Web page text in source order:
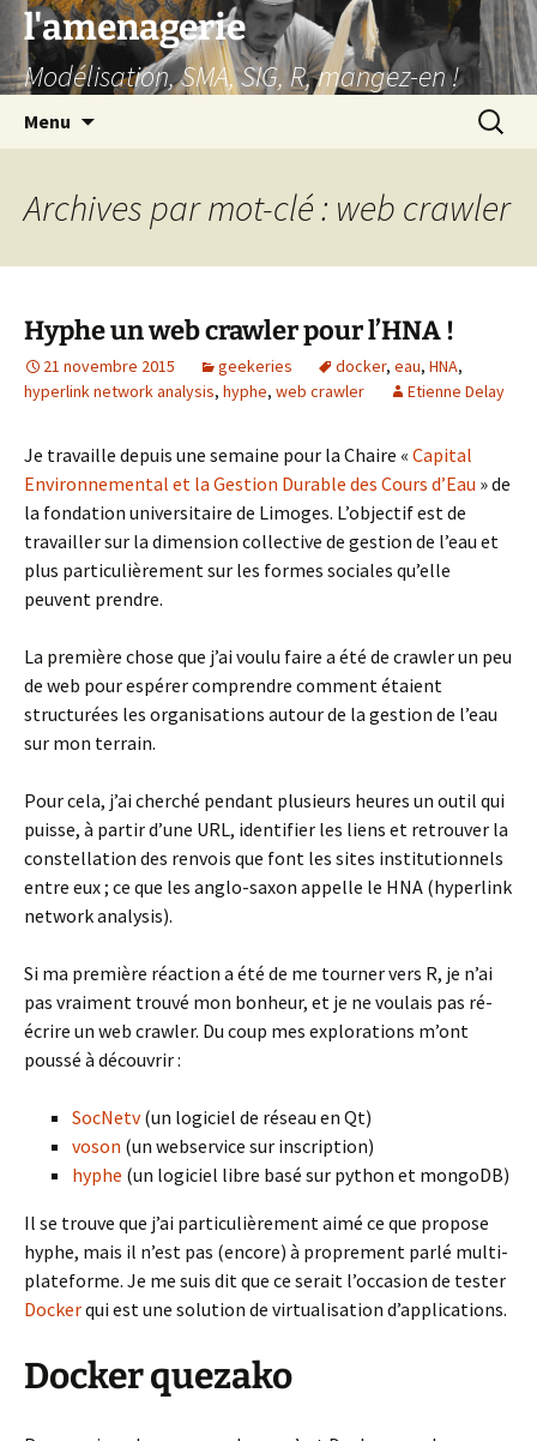
Aller
contenu
l'amenagerie
Modélisation, SMA, SIG, R, mangez-en !
Menu
Archives par mot-clé : web crawler
Hyphe un web crawler pour l’HNA !
21 novembre 2015 geekeries docker, eau, HNA,
hyperlink network analysis, hyphe, web crawler Etienne Delay
Je travaille depuis une semaine pour la Chaire « Capital
Environnemental et la Gestion Durable des Cours d’Eau » de
la fondation universitaire de Limoges. L’objectif est de
travailler sur la dimension collective de gestion de l’eau et
plus particulièrement sur les formes sociales qu’elle
peuvent prendre.
La première chose que j’ai voulu faire a été de crawler un peu
de web pour espérer comprendre comment étaient
structurées les organisations autour de la gestion de l’eau
sur mon terrain.
Pour cela, j’ai cherché pendant plusieurs heures un outil qui
puisse, à partir d’une URL, identifier les liens et retrouver la
constellation des renvois que font les sites institutionnels
entre eux ; ce que les anglo-saxon appelle le HNA (hyperlink
network analysis).
Si ma première réaction a été de me tourner vers R, je n’ai
pas vraiment trouvé mon bonheur, et je ne voulais pas ré-
écrire un web crawler. Du coup mes explorations m’ont
poussé à découvrir :
SocNetv(un logiciel de réseau en Qt)
voson (un webservice sur inscription)
hyphe (un logiciel libre basé sur python et mongoDB)
Il se trouve que j’ai particulièrement aimé ce que propose
hyphe, mais il n’est pas (encore) à proprement parlé multi-
plateforme. Je me suis dit que ce serait l’occasion de tester
Dockerqui est une solution de virtualisation d’applications.
Docker quezako